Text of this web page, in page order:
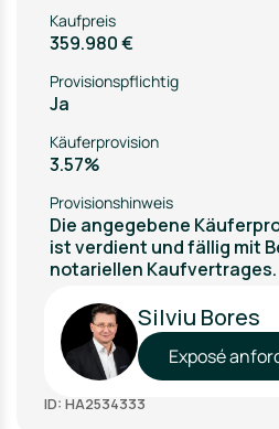
Kaufpreis
359.980 €
Provisionspflichtig
Ja
Käuferprovision
3.57%
Provisionshinweis
Die angegebene
ist verdient und fällig mit
notariellen Kaufvertrages.
Silviu Bores
Exposé
ID: HA2534333